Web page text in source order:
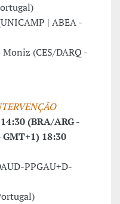
| ABEA -
(CES/DARQ -
(BRA/ARG -
GMT+1) 18:30
PPGAU+D-